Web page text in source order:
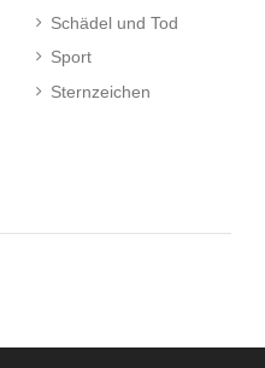
Schädel und Tod
Sport
Sternzeichen